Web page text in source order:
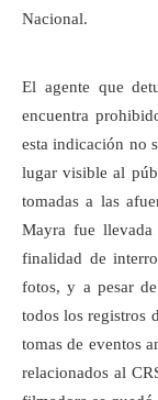
Nacional.
El agente que
encuentra
esta indicación no
lugar visible al
tomadas a las
Mayra fue
finalidad de
fotos, y a pesar
todos los registros
tomas de eventos
relacionados al